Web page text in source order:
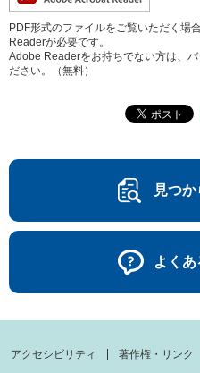
PDF形式のファイルをご覧いただく場
Readerが必要です。
Adobe Readerをお持ちでない方は、
ださい。（無料）
見つ
よく
アクセシビリティ 著作権・リンク